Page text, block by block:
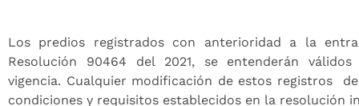
Los predios registrados con anterioridad a la
Resolución 90464 del 2021, se entenderán
vigencia. Cualquier modificación de estos registros
condiciones y requisitos establecidos en la resolución